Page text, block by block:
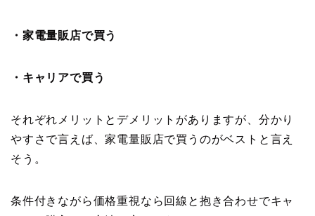
・家電量販店で買う
・キャリアで買う
それぞれメリットとデメリットがありますが、分かり
やすさで言えば、家電量販店で買うのがベストと言え
そう。
条件付きながら価格重視なら回線と抱き合わせでキャ